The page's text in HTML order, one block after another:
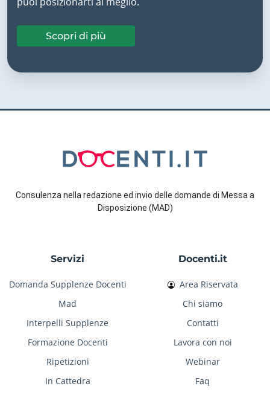
Scopri di più
Consulenza nella redazione ed invio delle domande di Messa a
Disposizione (MAD)
Servizi
Domanda Supplenze Docenti
Mad
Interpelli Supplenze
Formazione Docenti
Ripetizioni
In Cattedra
Docenti.it
Area Riservata
Chi siamo
Contatti
Lavora con noi
Webinar
Faq